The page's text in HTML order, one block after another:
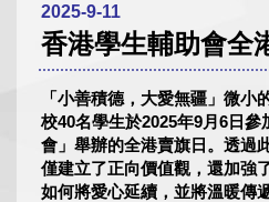
2025-9-11
香港學生輔助會全
「小善積德，大愛無疆」微小
校40名學生於2025年9月6日
會」舉辦的全港賣旗日。透過
僅建立了正向價值觀，還加強
如何將愛心延續，並將溫暖傳